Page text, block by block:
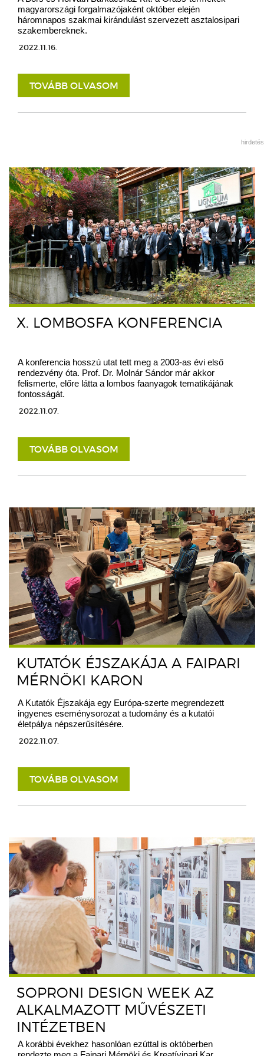
magyarországi forgalmazójaként október elején
háromnapos szakmai kirándulást szervezett asztalosipari
szakembereknek.
2022.11.16.
TOVÁBB OLVASOM
hirdetés
X. LOMBOSFA KONFERENCIA
A konferencia hosszú utat tett meg a 2003-as évi első
rendezvény óta. Prof. Dr. Molnár Sándor már akkor
felismerte, előre látta a lombos faanyagok tematikájának
fontosságát.
2022.11.07.
TOVÁBB OLVASOM
KUTATÓK ÉJSZAKÁJA A FAIPARI
MÉRNÖKI KARON
A Kutatók Éjszakája egy Európa-szerte megrendezett
ingyenes eseménysorozat a tudomány és a kutatói
életpálya népszerűsítésére.
2022.11.07.
TOVÁBB OLVASOM
SOPRONI DESIGN WEEK AZ
ALKALMAZOTT MŰVÉSZETI
INTÉZETBEN
A korábbi évekhez hasonlóan ezúttal is októberben